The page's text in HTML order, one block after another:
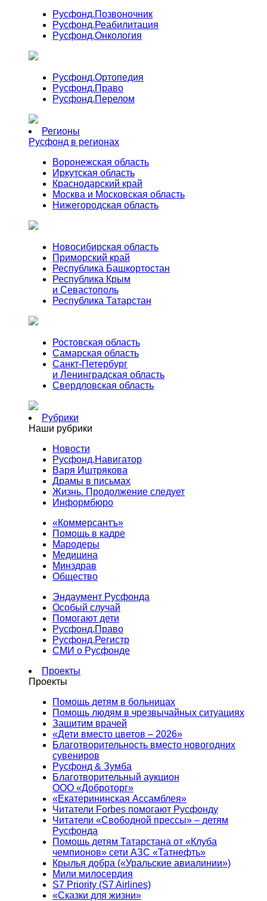
Русфонд.Позвоночник
Русфонд.Реабилитация
Русфонд.Онкология
Русфонд.Ортопедия
Русфонд.Право
Русфонд.Перелом
Регионы
Русфонд в регионах
Воронежская область
Иркутская область
Краснодарский край
Москва и Московская область
Нижегородская область
Новосибирская область
Приморский край
Республика Башкортостан
Республика Крым
и Севастополь
Республика Татарстан
Ростовская область
Самарская область
Санкт-Петербург
и Ленинградская область
Свердловская область
Рубрики
Наши рубрики
Новости
Русфонд.Навигатор
Варя Иштрякова
Драмы в письмах
Жизнь. Продолжение следует
Информбюро
«Коммерсантъ»
Помощь в кадре
Мародеры
Медицина
Минздрав
Общество
Эндаумент Русфонда
Особый случай
Помогают дети
Русфонд.Право
Русфонд.Регистр
СМИ о Русфонде
Проекты
Проекты
Помощь детям в больницах
Помощь людям в чрезвычайных ситуациях
Защитим врачей
«Дети вместо цветов – 2026»
Благотворительность вместо новогодних
сувениров
Русфонд & Зумба
Благотворительный аукцион
ООО «Доброторг»
«Екатерининская Ассамблея»
Читатели Forbes помогают Русфонду
Читатели «Свободной прессы» – детям
Русфонда
Помощь детям Татарстана от «Клуба
чемпионов» сети АЗС «Татнефть»
Крылья добра («Уральские авиалинии»)
Мили милосердия
S7 Priority (S7 Airlines)
«Сказки для жизни»